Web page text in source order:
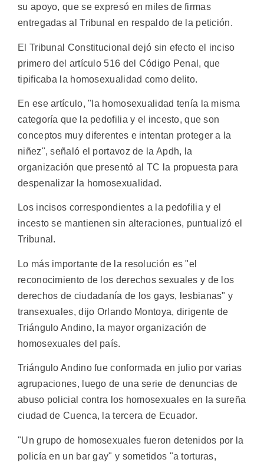
su apoyo, que se expresó en miles de firmas
entregadas al Tribunal en respaldo de la petición.
El Tribunal Constitucional dejó sin efecto el inciso
primero del artículo 516 del Código Penal, que
tipificaba la homosexualidad como delito.
En ese artículo, "la homosexualidad tenía la misma
categoría que la pedofilia y el incesto, que son
conceptos muy diferentes e intentan proteger a la
niñez", señaló el portavoz de la Apdh, la
organización que presentó al TC la propuesta para
despenalizar la homosexualidad.
Los incisos correspondientes a la pedofilia y el
incesto se mantienen sin alteraciones, puntualizó el
Tribunal.
Lo más importante de la resolución es "el
reconocimiento de los derechos sexuales y de los
derechos de ciudadanía de los gays, lesbianas" y
transexuales, dijo Orlando Montoya, dirigente de
Triángulo Andino, la mayor organización de
homosexuales del país.
Triángulo Andino fue conformada en julio por varias
agrupaciones, luego de una serie de denuncias de
abuso policial contra los homosexuales en la sureña
ciudad de Cuenca, la tercera de Ecuador.
"Un grupo de homosexuales fueron detenidos por la
policía en un bar gay" y sometidos "a torturas,